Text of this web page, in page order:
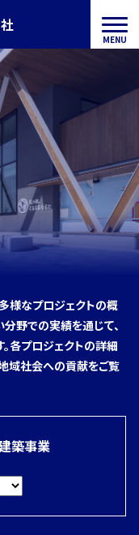
メ
ニ
様なプロジェクトの概
野での実績を通じて、
各プロジェクトの詳細
域社会への貢献をご覧
築事業